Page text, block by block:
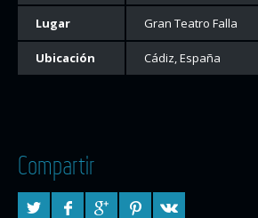
Lugar Gran Teatro Falla
Ubicación Cádiz, España
Compartir